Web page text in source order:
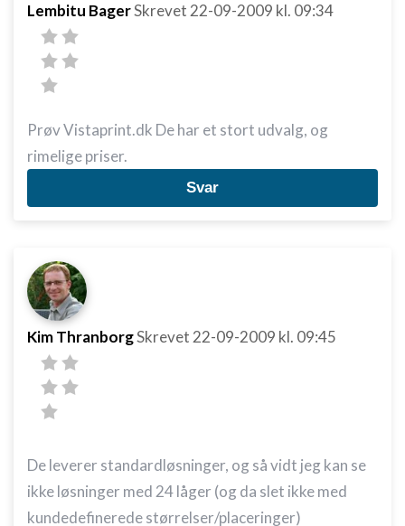
Lembitu BagerSkrevet 22-09-2009 kl. 09:34
Prøv Vistaprint.dk De har et stort udvalg, og
rimelige priser.
Svar
Kim ThranborgSkrevet 22-09-2009 kl. 09:45
De leverer standardløsninger, og så vidt jeg kan se
ikke løsninger med 24 låger (og da slet ikke med
kundedefinerede størrelser/placeringer)